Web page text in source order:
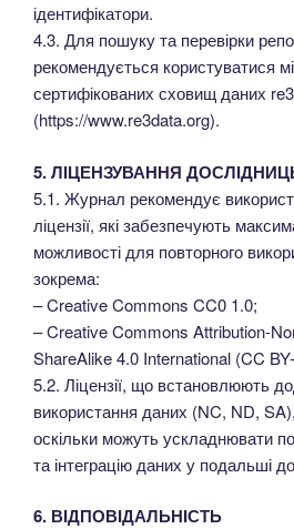
ідентифікатори.
4.3. Для пошуку та перевірки
рекомендується користуватися
сертифікованих сховищ даних
(https://www.re3data.org).
5. ЛІЦЕНЗУВАННЯ
5.1. Журнал рекомендує
ліцензії, які забезпечують
можливості для повторного
зокрема:
– Creative Commons CC0 1.0;
– Creative Commons Attribution-
ShareAlike 4.0 International (CC
5.2. Ліцензії, що встановлюють
використання даних (NC, ND,
оскільки можуть ускладнювати
та інтеграцію даних у подальші
6. ВІДПОВІДАЛЬНІСТЬ